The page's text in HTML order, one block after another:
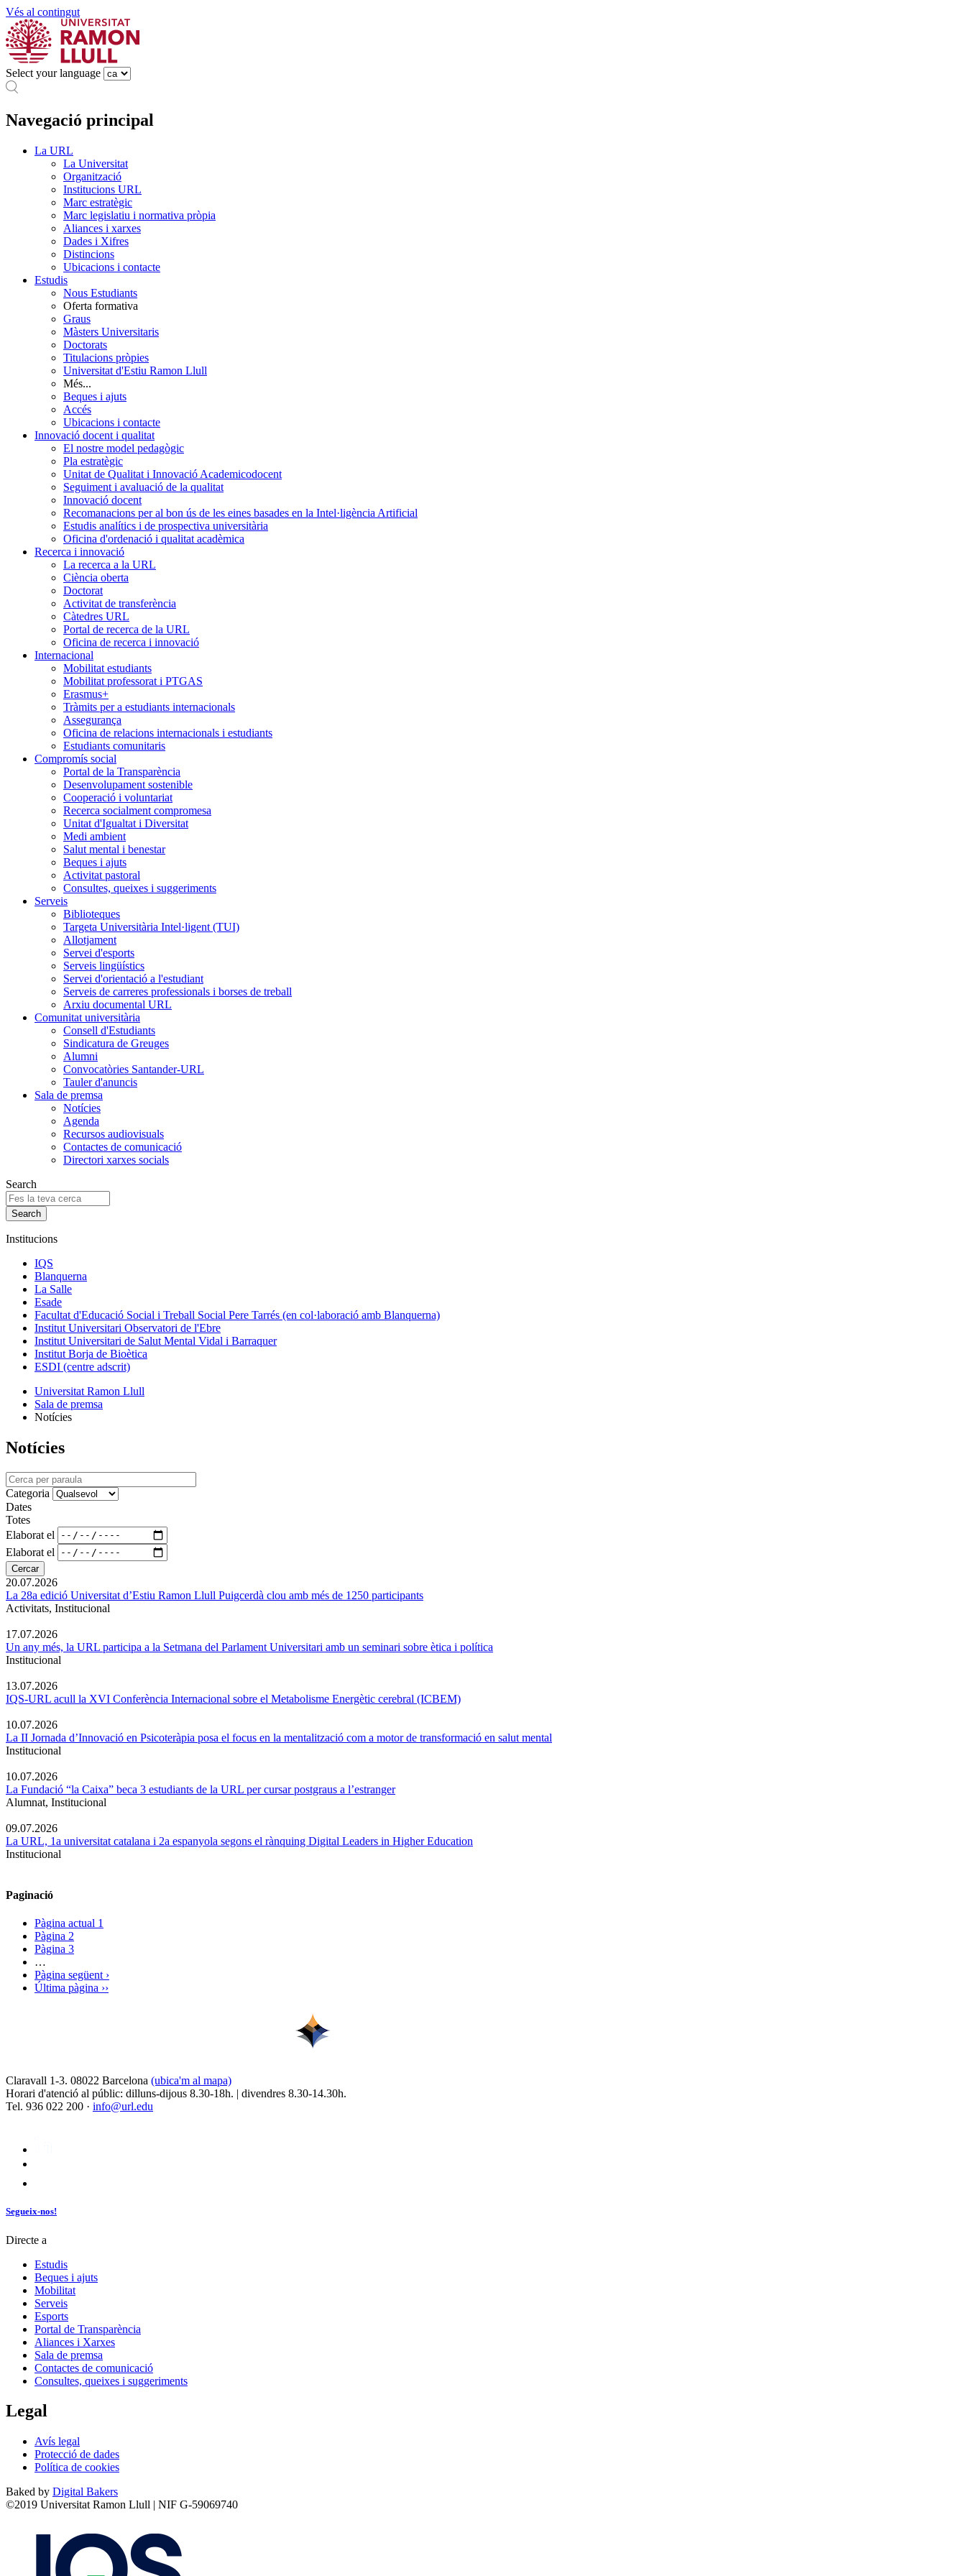
Vés al contingut
Select your language
Navegació principal
La URL
La Universitat
Organització
Institucions URL
Marc estratègic
Marc legislatiu i normativa pròpia
Aliances i xarxes
Dades i Xifres
Distincions
Ubicacions i contacte
Estudis
Nous Estudiants
Oferta formativa
Graus
Màsters Universitaris
Doctorats
Titulacions pròpies
Universitat d'Estiu Ramon Llull
Més...
Beques i ajuts
Accés
Ubicacions i contacte
Innovació docent i qualitat
El nostre model pedagògic
Pla estratègic
Unitat de Qualitat i Innovació Academicodocent
Seguiment i avaluació de la qualitat
Innovació docent
Recomanacions per al bon ús de les eines basades en la Intel·ligència Artificial
Estudis analítics i de prospectiva universitària
Oficina d'ordenació i qualitat acadèmica
Recerca i innovació
La recerca a la URL
Ciència oberta
Doctorat
Activitat de transferència
Càtedres URL
Portal de recerca de la URL
Oficina de recerca i innovació
Internacional
Mobilitat estudiants
Mobilitat professorat i PTGAS
Erasmus+
Tràmits per a estudiants internacionals
Assegurança
Oficina de relacions internacionals i estudiants
Estudiants comunitaris
Compromís social
Portal de la Transparència
Desenvolupament sostenible
Cooperació i voluntariat
Recerca socialment compromesa
Unitat d'Igualtat i Diversitat
Medi ambient
Salut mental i benestar
Beques i ajuts
Activitat pastoral
Consultes, queixes i suggeriments
Serveis
Biblioteques
Targeta Universitària Intel·ligent (TUI)
Allotjament
Servei d'esports
Serveis lingüístics
Servei d'orientació a l'estudiant
Serveis de carreres professionals i borses de treball
Arxiu documental URL
Comunitat universitària
Consell d'Estudiants
Sindicatura de Greuges
Alumni
Convocatòries Santander-URL
Tauler d'anuncis
Sala de premsa
Notícies
Agenda
Recursos audiovisuals
Contactes de comunicació
Directori xarxes socials
Search
Institucions
IQS
Blanquerna
La Salle
Esade
Facultat d'Educació Social i Treball Social Pere Tarrés (en col·laboració amb Blanquerna)
Institut Universitari Observatori de l'Ebre
Institut Universitari de Salut Mental Vidal i Barraquer
Institut Borja de Bioètica
ESDI (centre adscrit)
Universitat Ramon Llull
Sala de premsa
Notícies
Notícies
Categoria
Dates
Totes
Elaborat el
Elaborat el
20.07.2026
La 28a edició Universitat d’Estiu Ramon Llull Puigcerdà clou amb més de 1250 participants
Activitats, Institucional
17.07.2026
Un any més, la URL participa a la Setmana del Parlament Universitari amb un seminari sobre ètica i política
Institucional
13.07.2026
IQS-URL acull la XVI Conferència Internacional sobre el Metabolisme Energètic cerebral (ICBEM)
10.07.2026
La II Jornada d’Innovació en Psicoteràpia posa el focus en la mentalització com a motor de transformació en salut mental
Institucional
10.07.2026
La Fundació “la Caixa” beca 3 estudiants de la URL per cursar postgraus a l’estranger
Alumnat, Institucional
09.07.2026
La URL, 1a universitat catalana i 2a espanyola segons el rànquing Digital Leaders in Higher Education
Institucional
Paginació
Pàgina actual 1
Pàgina 2
Pàgina 3
…
Pàgina següent ›
Última pàgina ››
Claravall 1-3. 08022 Barcelona (ubica'm al mapa)
Horari d'atenció al públic: dilluns-dijous 8.30-18h. | divendres 8.30-14.30h.
Tel. 936 022 200 · info@url.edu
Segueix-nos!
Directe a
Estudis
Beques i ajuts
Mobilitat
Serveis
Esports
Portal de Transparència
Aliances i Xarxes
Sala de premsa
Contactes de comunicació
Consultes, queixes i suggeriments
Legal
Avís legal
Protecció de dades
Política de cookies
Baked by Digital Bakers
©2019 Universitat Ramon Llull | NIF G-59069740